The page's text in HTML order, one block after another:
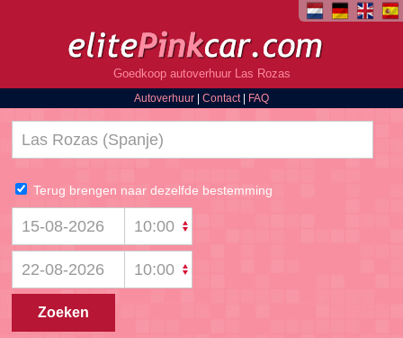
Goedkoop autoverhuur Las Rozas
Autoverhuur
Contact| FAQ
Terug brengen naar dezelfde bestemming